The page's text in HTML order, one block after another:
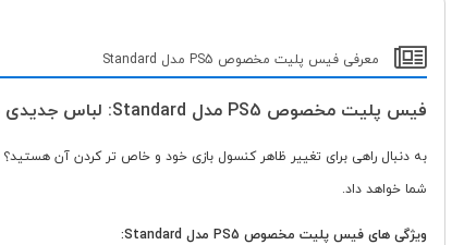
معرفی فیس پلیت مخصوص PS5 مدل Standard
فیس پلیت مخصوص PS5 مدل Standard: لباس جدیدی برای کنسول بازی شما!
به دنبال راهی برای تغییر ظاهر کنسول بازی خود و خاص تر کردن آن هستید؟
شما خواهد داد.
ویژگی های فیس پلیت مخصوص PS5 مدل Standard: